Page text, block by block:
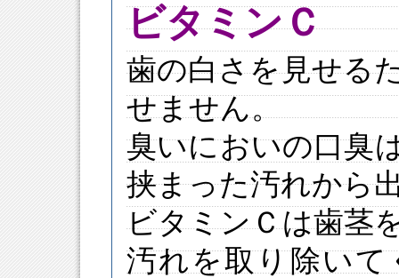
ビタミンＣ
歯の白さを見せる
せません。
臭いにおいの口臭
挟まった汚れから
ビタミンＣは歯茎
汚れを取り除い